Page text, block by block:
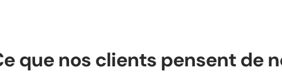
que nos clients pensent de